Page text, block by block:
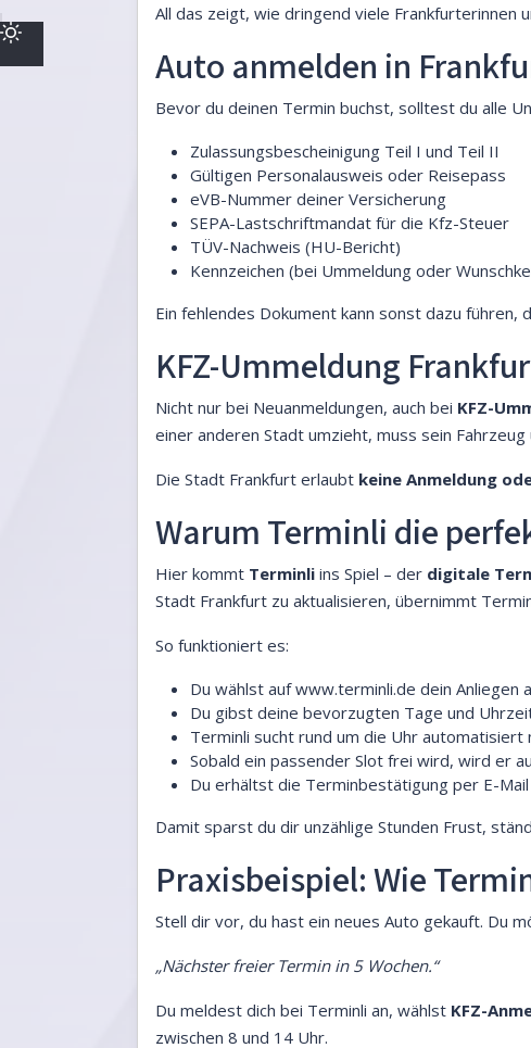
All das zeigt, wie dringend viele Frankfurterinnen
Auto anmelden in
Bevor du deinen Termin buchst, solltest du alle
Zulassungsbescheinigung Teil I und Teil II
Gültigen Personalausweis oder Reisepass
eVB-Nummer deiner Versicherung
SEPA-Lastschriftmandat für die Kfz-Steuer
TÜV-Nachweis (HU-Bericht)
Kennzeichen (bei Ummeldung oder
Ein fehlendes Dokument kann sonst dazu
KFZ-Ummeldung
Nicht nur bei Neuanmeldungen, auch bei KFZ-
einer anderen Stadt umzieht, muss sein
Die Stadt Frankfurt erlaubt keine Anmeldung
Warum Terminli die
Hier kommt Terminli ins Spiel – der digitale
Stadt Frankfurt zu aktualisieren, übernimmt
So funktioniert es:
Du wählst aufwww.terminli.de dein Anliegen
Du gibst deine bevorzugten Tage und
Terminli sucht rund um die Uhr
Sobald ein passender Slot frei wird, wird er
Du erhältst die Terminbestätigung per E-
Damit sparst du dir unzählige Stunden Frust,
Praxisbeispiel: Wie
Stell dir vor, du hast ein neues Auto gekauft. Du
„Nächster freier Termin in 5 Wochen.“
Du meldest dich bei Terminli an, wählst KFZ-
zwischen 8 und 14 Uhr.